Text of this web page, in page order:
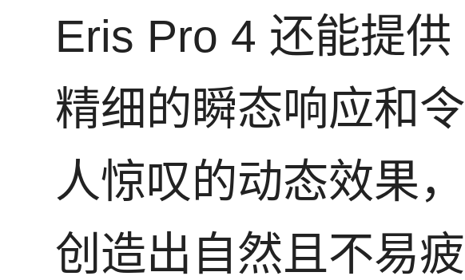
Eris Pro 4 还能提供
精细的瞬态响应和令
人惊叹的动态效果，
创造出自然且不易疲